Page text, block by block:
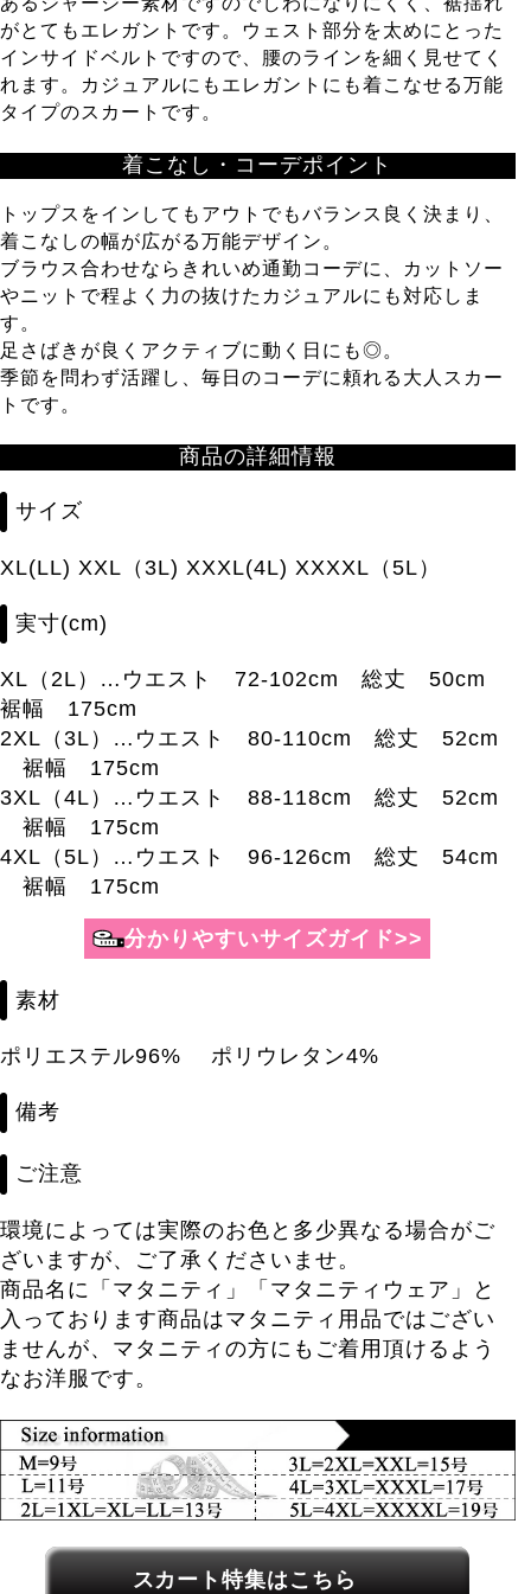
がとてもエレガントです。ウェスト部分を太めにとった
インサイドベルトですので、腰のラインを細く見せてく
れます。カジュアルにもエレガントにも着こなせる万能
タイプのスカートです。
着こなし・コーデポイント
トップスをインしてもアウトでもバランス良く決まり、
着こなしの幅が広がる万能デザイン。
ブラウス合わせならきれいめ通勤コーデに、カットソー
やニットで程よく力の抜けたカジュアルにも対応しま
す。
足さばきが良くアクティブに動く日にも◎。
季節を問わず活躍し、毎日のコーデに頼れる大人スカー
トです。
商品の詳細情報
サイズ
XL(LL) XXL（3L) XXXL(4L) XXXXL（5L）
実寸(cm)
XL（2L）…ウエスト 72-102cm 総丈 50cm
裾幅 175cm
2XL（3L）…ウエスト 80-110cm 総丈 52cm
裾幅 175cm
3XL（4L）…ウエスト 88-118cm 総丈 52cm
裾幅 175cm
4XL（5L）…ウエスト 96-126cm 総丈 54cm
裾幅 175cm
素材
ポリエステル96% ポリウレタン4%
備考
ご注意
環境によっては実際のお色と多少異なる場合がご
ざいますが、ご了承くださいませ。
商品名に「マタニティ」「マタニティウェア」と
入っております商品はマタニティ用品ではござい
ませんが、マタニティの方にもご着用頂けるよう
なお洋服です。
関連カテゴリーへのリンク
スカート特集はこちら